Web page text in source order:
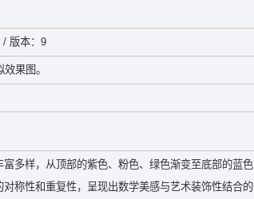
/ 版本：9
果图。
多样，从顶部的紫色、粉色、绿色渐变至底部的蓝色
称性和重复性，呈现出数学美感与艺术装饰性结合的